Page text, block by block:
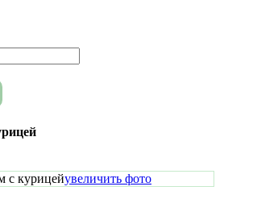
с курицейувеличить фото